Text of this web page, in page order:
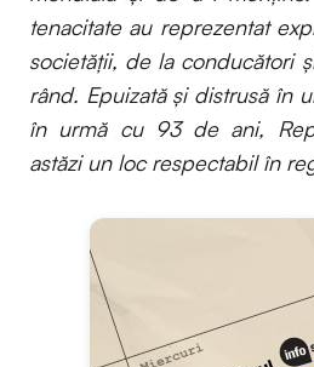
tenacitate au reprezentat
societății, de la conducători
rând. Epuizată și distrusă în
în urmă cu 93 de ani,
astăzi un loc respectabil în